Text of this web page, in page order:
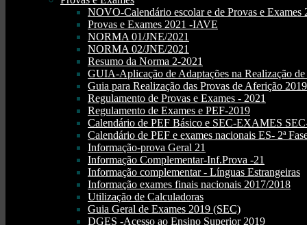
NOVO-Calendário escolar e de Provas e Exames
Provas e Exames 2021 -IAVE
NORMA 01/JNE/2021
NORMA 02/JNE/2021
Resumo da Norma 2-2021
GUIA-Aplicação de Adaptações na Realização
Guia para Realização das Provas de Aferição 2019
Regulamento de Provas e Exames - 2021
Regulamento de Exames e PEF-2019
Calendário de PEF Básico e SEC-EXAMES
Calendário de PEF e exames nacionais ES- 2ª
Informação-prova Geral 21
Informação Complementar-Inf.Prova -21
Informação complementar - Línguas Estrangeiras
Informação exames finais nacionais 2017/2018
Utilização de Calculadoras
Guia Geral de Exames 2019 (SEC)
DGES -Acesso ao Ensino Superior 2019